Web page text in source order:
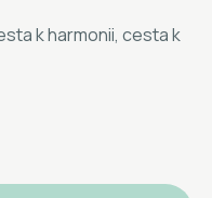
k harmonii, cesta k